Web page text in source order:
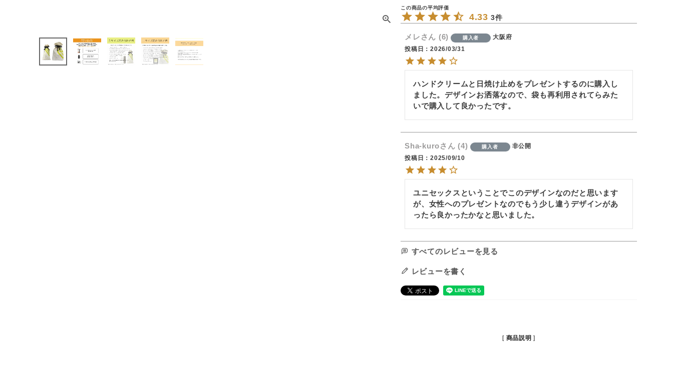
4.33 3
メレ 6 購入者
大阪府
投稿日
2026/03/31
ハンドクリームと日焼け止めをプレゼントするのに購入し
ました。デザインお洒落なので、袋も再利用されてらみた
いで購入して良かったです。
Sha-kuro 4 購入者
非公開
投稿日
2025/09/10
ユニセックスということでこのデザインなのだと思います
が、女性へのプレゼントなのでもう少し違うデザインがあ
ったら良かったかなと思いました。
すべてのレビューを見る
レビューを書く
商品説明